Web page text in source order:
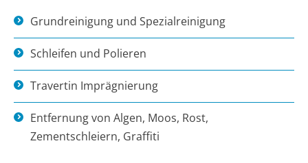
Grundreinigung und Spezialreinigung
Schleifen und Polieren
Travertin Imprägnierung
Entfernung von Algen, Moos, Rost,
Zementschleiern, Graffiti